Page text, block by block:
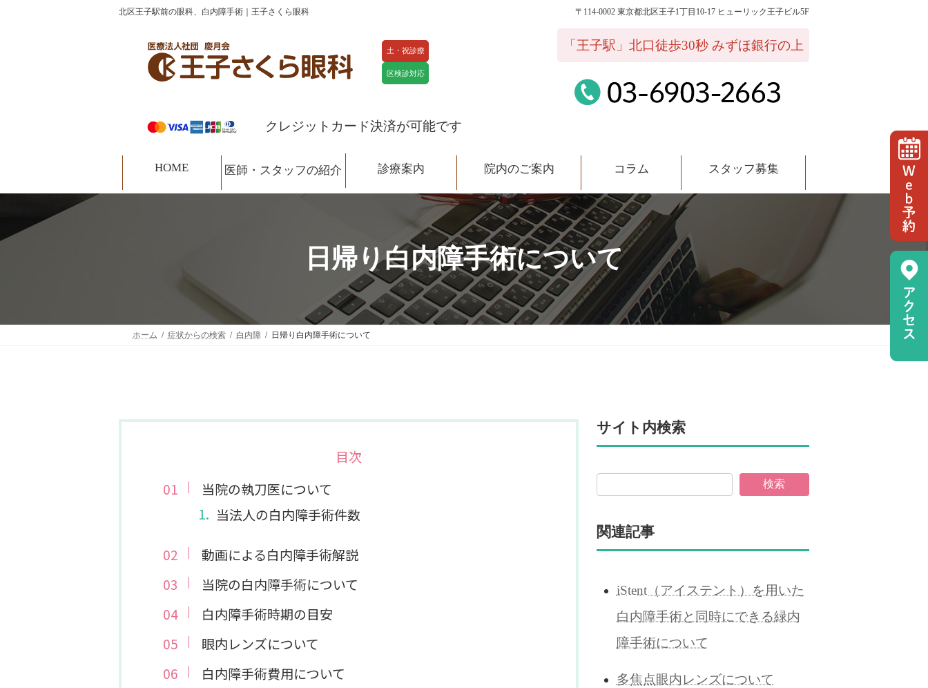
北区王子駅前の眼科、白内障手術｜王子さくら眼科 〒114-0002 東京都北区王子1丁目10-17 ヒューリック王子ビル5F
土・祝診療
区検診対応
クレジットカード決済が可能です
「王子駅」北口徒歩30秒 みずほ銀行の上
HOME 医師・スタッフの紹介 診療案内 院内のご案内 コラム スタッフ募集
日帰り白内障手術について
ホーム 症状からの検索 白内障 日帰り白内障手術について
目次
当院の執刀医について
当法人の白内障手術件数
動画による白内障手術解説
当院の白内障手術について
白内障手術時期の目安
眼内レンズについて
白内障手術費用について
サイト内検索
検索
関連記事
iStent（アイステント）を用いた
白内障手術と同時にできる緑内
障手術について
多焦点眼内レンズについて